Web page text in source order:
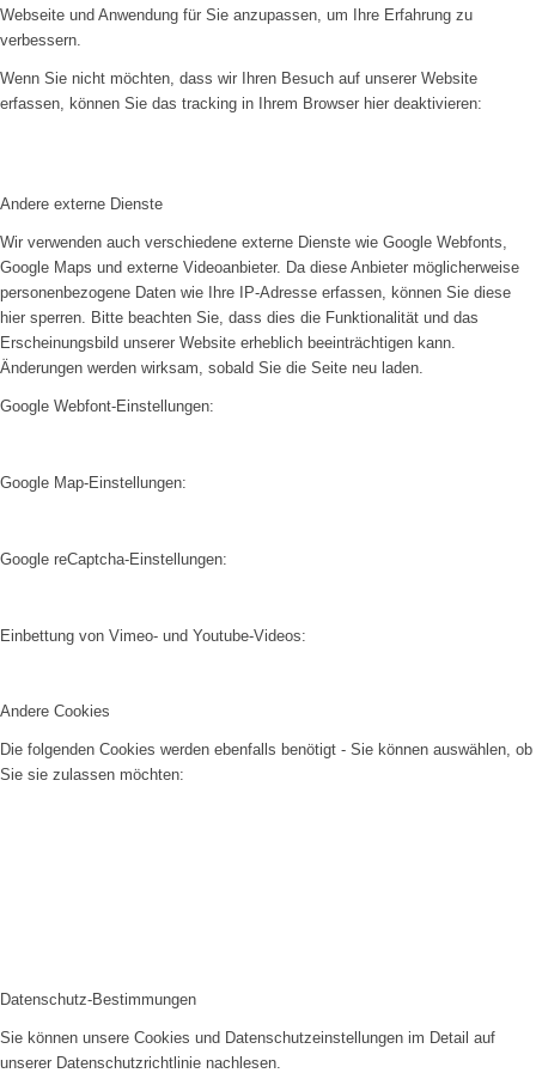
Webseite und Anwendung für Sie anzupassen, um Ihre Erfahrung zu
verbessern.
Wenn Sie nicht möchten, dass wir Ihren Besuch auf unserer Website
erfassen, können Sie das tracking in Ihrem Browser hier deaktivieren:
Andere externe Dienste
Wir verwenden auch verschiedene externe Dienste wie Google Webfonts,
Google Maps und externe Videoanbieter. Da diese Anbieter möglicherweise
personenbezogene Daten wie Ihre IP-Adresse erfassen, können Sie diese
hier sperren. Bitte beachten Sie, dass dies die Funktionalität und das
Erscheinungsbild unserer Website erheblich beeinträchtigen kann.
Änderungen werden wirksam, sobald Sie die Seite neu laden.
Google Webfont-Einstellungen:
Google Map-Einstellungen:
Google reCaptcha-Einstellungen:
Einbettung von Vimeo- und Youtube-Videos:
Andere Cookies
Die folgenden Cookies werden ebenfalls benötigt - Sie können auswählen, ob
Sie sie zulassen möchten:
Datenschutz-Bestimmungen
Sie können unsere Cookies und Datenschutzeinstellungen im Detail auf
unserer Datenschutzrichtlinie nachlesen.